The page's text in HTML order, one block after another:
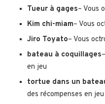
Tueur à gages– Vous
Kim chi-miam– Vous
Jiro Toyato– Vous
bateau à coquillages
en jeu
tortue dans un
des récompenses en jeu